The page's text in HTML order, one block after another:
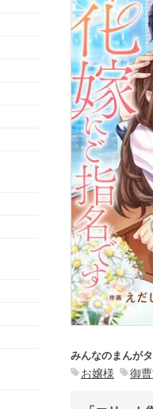
みんなのまんが
お嬢様 御